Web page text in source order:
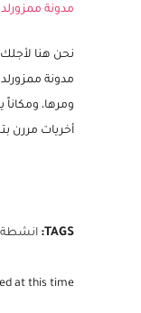
نحن هنا
مدونة
ومرها،